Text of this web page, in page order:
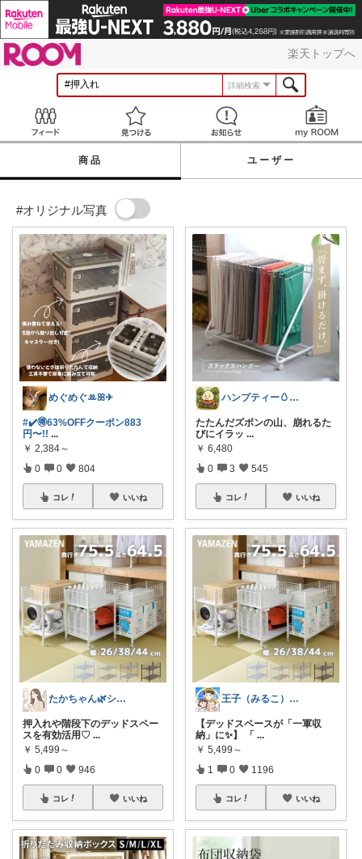
楽天トップへ
詳細検索
見つける お知らせ
商品 ユーザー
#オリジナル写真
めぐめぐꔛꕤ✈︎
#✔️🉐63%OFFクーポン883
円〜!! ...
￥ 2,384～
0 0 804
コレ いいね
たかちゃん🌿シンプルで心地よい暮らし
押入れや階段下のデッドスペー
スを有効活用♡ ...
￥ 5,499～
0 0 946
コレ いいね
ハンプティー🥚｜タイパ便利グッズ
たたんだズボンの山、崩れるた
びにイラッ ...
￥ 6,480
0 3 545
コレ いいね
王子（みるこ）👑便利グッズ×QOL向上
【デッドスペースが「一軍収
納」に✨】 「 ...
￥ 5,499～
1 0 1196
コレ いいね